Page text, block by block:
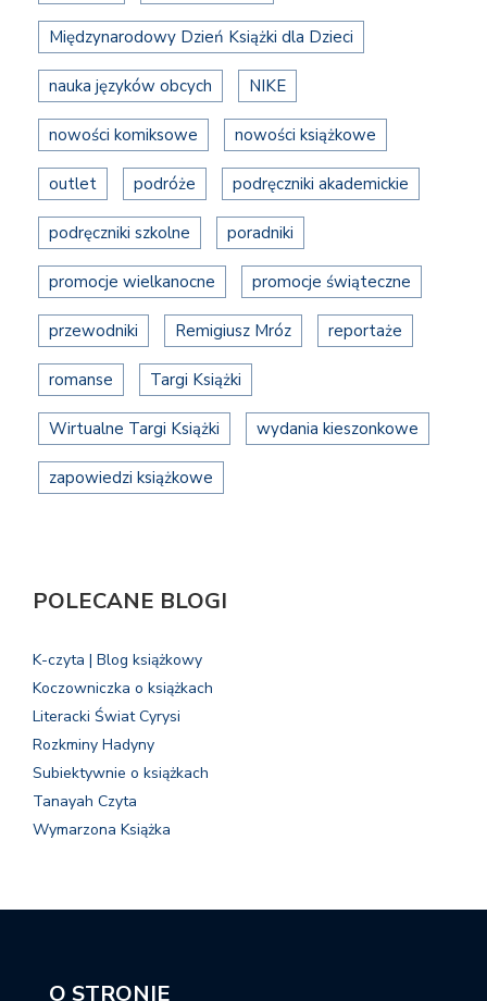
Międzynarodowy Dzień Książki dla Dzieci
nauka języków obcych NIKE
nowości komiksowe nowości książkowe
outlet podróże podręczniki akademickie
podręczniki szkolne poradniki
promocje wielkanocne promocje świąteczne
przewodniki Remigiusz Mróz reportaże
romanse Targi Książki
Wirtualne Targi Książki wydania kieszonkowe
zapowiedzi książkowe
POLECANE BLOGI
K-czyta | Blog książkowy
Koczowniczka o książkach
Literacki Świat Cyrysi
Rozkminy Hadyny
Subiektywnie o książkach
Tanayah Czyta
Wymarzona Książka
O STRONIE